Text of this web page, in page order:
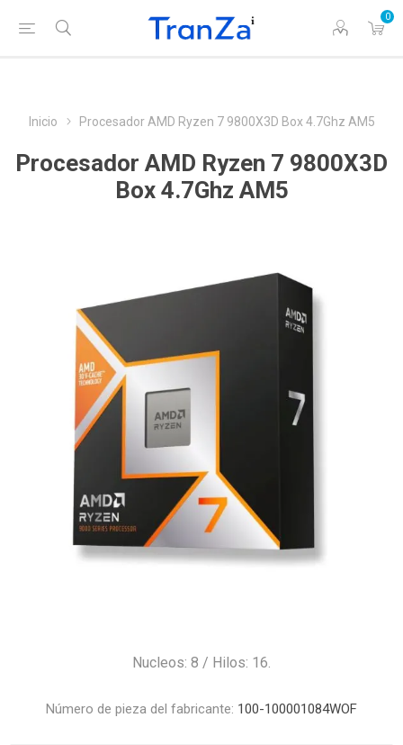
0
Inicio Procesador AMD Ryzen 7 9800X3D Box 4.7Ghz AM5
Procesador AMD Ryzen 7 9800X3D
Box 4.7Ghz AM5
Nucleos: 8 / Hilos: 16.
Número de pieza del fabricante: 100-100001084WOF